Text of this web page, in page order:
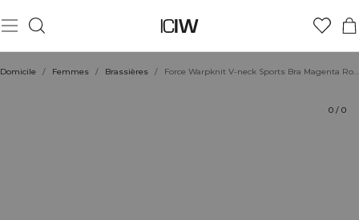
Domicile / Femmes / Brassières / Force Warpknit V-neck Sports Bra Magenta Rose
0 / 0